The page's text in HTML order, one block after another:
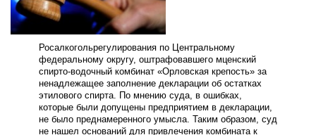
Росалкогольрегулирования по Центральному
федеральному округу, оштрафовавшего мценский
спирто-водочный комбинат «Орловская крепость» за
ненадлежащее заполнение декларации об остатках
этилового спирта. По мнению суда, в ошибках,
которые были допущены предприятием в декларации,
не было преднамеренного умысла. Таким образом, суд
не нашел оснований для привлечения комбината к